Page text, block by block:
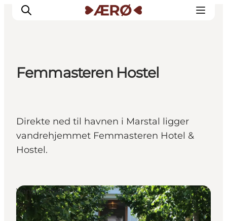
Oplevelser
Events
Planlæg ferien
Femmasteren Hostel
Direkte ned til havnen i Marstal ligger
vandrehjemmet Femmasteren Hotel &
Hostel.
Vandrerhjem